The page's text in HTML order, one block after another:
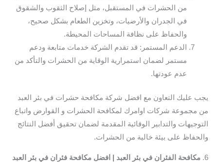
من الحشرات في المستقبل، مثل إصلاح الثقوب والشقوق
في الجدران والأرضيات، وتخزين الطعام بشكل صحيح،
والحفاظ على نظافة المساحات المحيطة.
الدعم المستمر: قد تقدم الشركة خدمات متابعة ودعم
مستمر لضمان استمرارية الوقاية من الحشرات والتأكد من
عدم عودتها.
يجب عليك التعاون مع افضل شركة مكافحة حشرات في بئر العبد
من مجموعة شركات اوامرك لمكافحة الحشرات و القوارض واتباع
التوجيهات والتدابير الوقائية المقدمة لضمان تحقيق أفضل النتائج
والحفاظ على بيئة خالية من الحشرات.
6. مكافحة الفئران في بئر العبد | افضل مكافحة فئران في بئر العبد